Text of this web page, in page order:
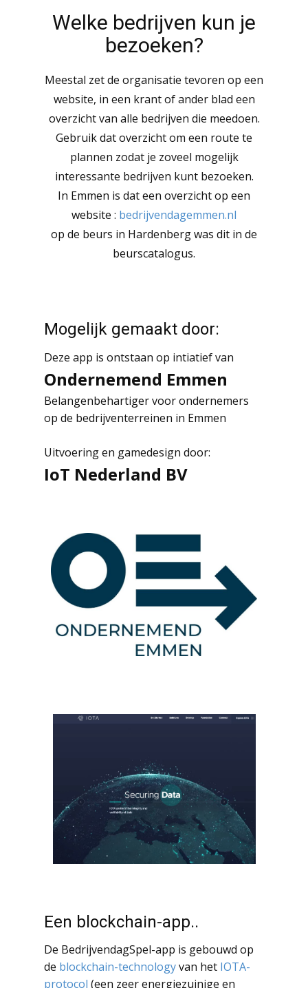
Welke bedrijven kun je
bezoeken?
Meestal zet de organisatie tevoren op een
website, in een krant of ander blad een
overzicht van alle bedrijven die meedoen.
Gebruik dat overzicht om een route te
plannen zodat je zoveel mogelijk
interessante bedrijven kunt bezoeken.
In Emmen is dat een overzicht op een
website : bedrijvendagemmen.nl
op de beurs in Hardenberg was dit in de
beurscatalogus.
Mogelijk gemaakt door:
Deze app is ontstaan op intiatief van
Ondernemend Emmen
Belangenbehartiger voor ondernemers
op de bedrijventerreinen in Emmen
Uitvoering en gamedesign door:
IoT Nederland BV
Een blockchain-app..
De BedrijvendagSpel-app is gebouwd op
de blockchain-technologyvan het IOTA-
protocol (een zeer energiezuinige en